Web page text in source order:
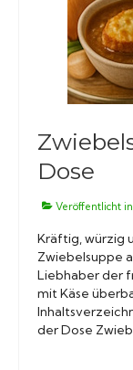
Nudeln
Marmelade
Dose
Veröffentlicht
Kräftig, würzig
Zwiebelsuppe
Liebhaber der
mit Käse
der Dose